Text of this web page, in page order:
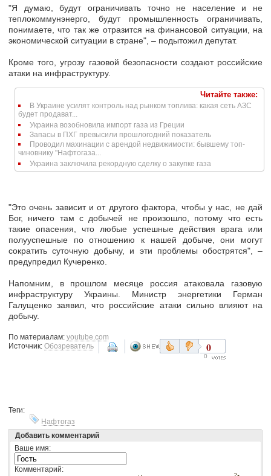
"Я думаю, будут ограничивать точно не население и не
теплокоммунэнерго, будут промышленность ограничивать,
понимаете, что так же отразится на финансовой ситуации, на
экономической ситуации в стране", – подытожил депутат.
Кроме того, угрозу газовой безопасности создают российские
атаки на инфраструктуру.
Читайте также:
В Украине усилят контроль над рынком топлива: какая сеть АЗС
будет продават...
Украина возобновила импорт газа из Греции
Запасы в ПХГ превысили прошлогодний показатель
Проводил махинации с арендой недвижимости: бывшему топ-
чиновнику "Нафтогаза...
Украина заключила рекордную сделку о закупке газа
"Это очень зависит и от другого фактора, чтобы у нас, не дай
Бог, ничего там с добычей не произошло, потому что есть
такие опасения, что любые успешные действия врага или
полууспешные по отношению к нашей добыче, они могут
сократить суточную добычу, и эти проблемы обострятся", –
предупредил Кучеренко.
Напомним, в прошлом месяце россия атаковала газовую
инфраструктуру Украины. Министр энергетики Герман
Галущенко заявил, что российские атаки сильно влияют на
добычу.
По материалам: youtube.com
Источник: Обозреватель 0
0
Теги:
Нафтогаз
Добавить комментарий
Ваше имя:
Комментарий: